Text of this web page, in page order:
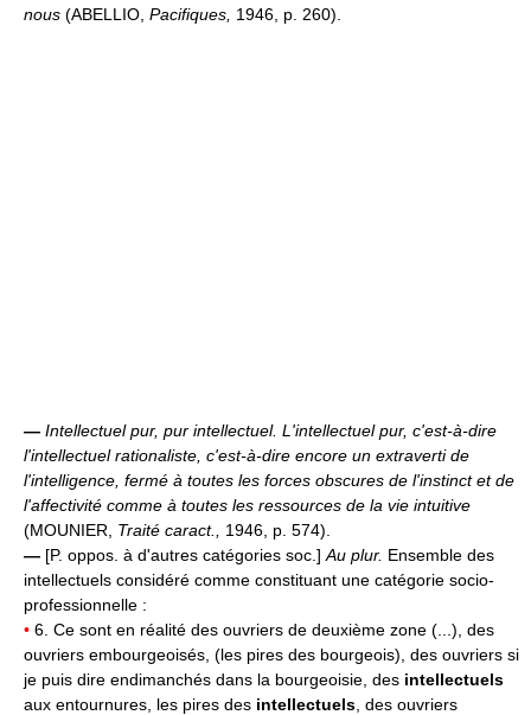
nous (ABELLIO, Pacifiques, 1946, p. 260).
— Intellectuel pur, pur intellectuel. L'intellectuel pur, c'est-à-dire
l'intellectuel rationaliste, c'est-à-dire encore un extraverti de
l'intelligence, fermé à toutes les forces obscures de l'instinct et de
l'affectivité comme à toutes les ressources de la vie intuitive
(MOUNIER, Traité caract., 1946, p. 574).
— [P. oppos. à d'autres catégories soc.] Au plur. Ensemble des
intellectuels considéré comme constituant une catégorie socio-
professionnelle :
• 6. Ce sont en réalité des ouvriers de deuxième zone (...), des
ouvriers embourgeoisés, (les pires des bourgeois), des ouvriers si
je puis dire endimanchés dans la bourgeoisie, des intellectuels
aux entournures, les pires des intellectuels , des ouvriers